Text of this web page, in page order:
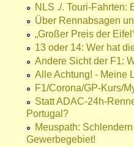
NLS ./. Touri-Fahrten:
Über Rennabsagen
„Großer Preis der
13 oder 14: Wer hat
Andere Sicht der F1:
Alle Achtung! - Meine
F1/Corona/GP-Kurs/
Statt ADAC-24h-
Portugal?
Meuspath:
Gewerbegebiet!